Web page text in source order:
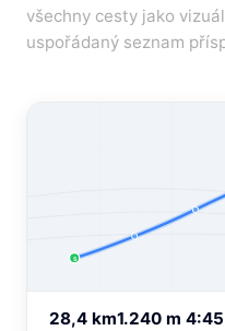
všechny cesty jako
uspořádaný seznam
S
28,4 km1.240 m